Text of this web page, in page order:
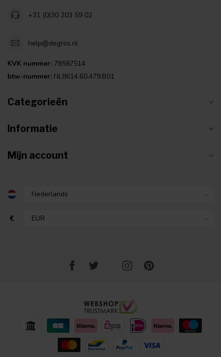
+31 (0)30 203 59 02
help@degros.nl
KVK nummer: 78587514
btw-nummer: NL8614.60.479.B01
Categorieën
Informatie
Mijn account
€